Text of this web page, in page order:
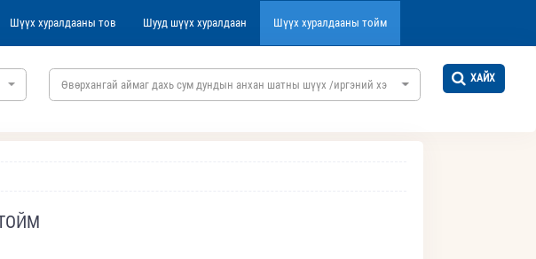
Шүүх хуралдааны тов Шууд шүүх хуралдаан Шүүх хуралдааны тойм
Өвөрхангай аймаг дахь сум дундын анхан шатны шүүх /иргэний хэргийн/
ХАЙХ